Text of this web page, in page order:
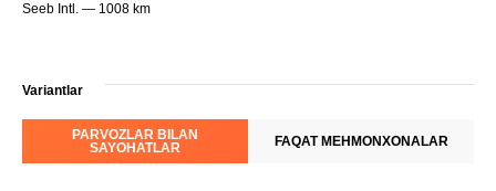
Seeb Intl. — 1008 km
Variantlar
PARVOZLAR BILAN
SAYOHATLAR
FAQAT MEHMONXONALAR